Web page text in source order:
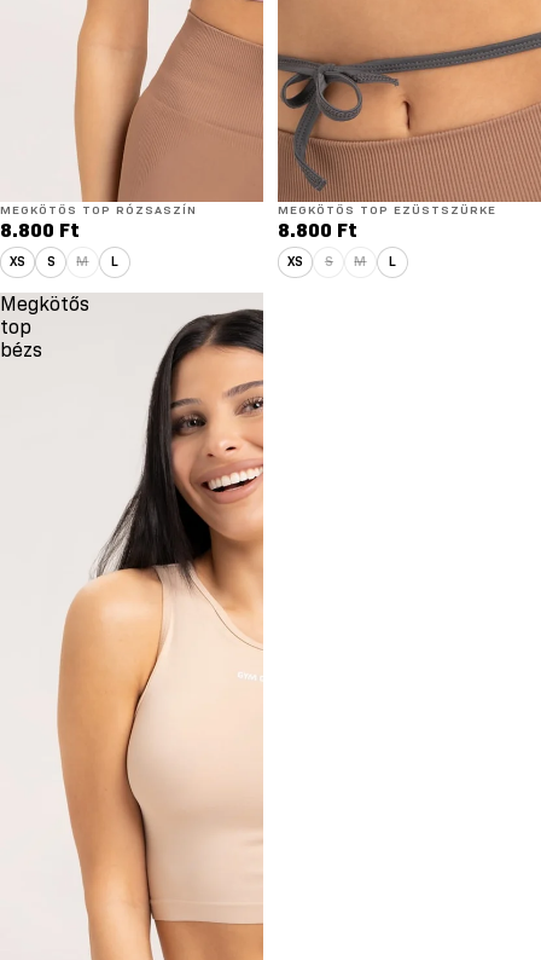
MEGKÖTŐS TOP RÓZSASZÍN
8.800 Ft
XS S M L
MEGKÖTŐS TOP EZÜSTSZÜRKE
8.800 Ft
XS S M L
Megkötős
top
bézs